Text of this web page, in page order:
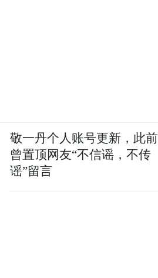
敬一丹个人账号更新，此前
曾置顶网友“不信谣，不传
谣”留言